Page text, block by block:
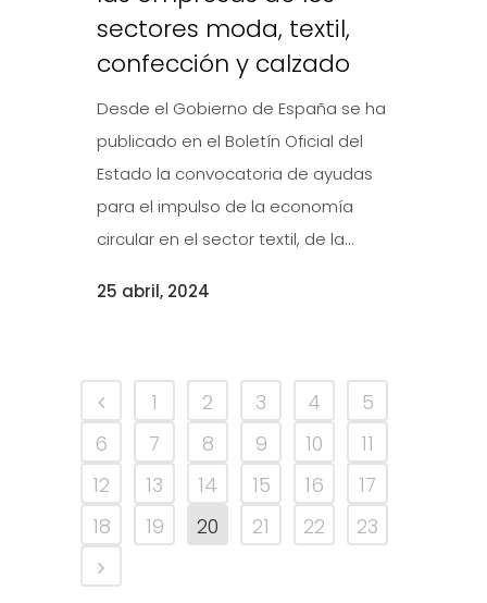
sectores moda, textil,
confección y calzado
Desde el Gobierno de España se ha
publicado en el Boletín Oficial del
Estado la convocatoria de ayudas
para el impulso de la economía
circular en el sector textil, de la...
25 abril, 2024
1 2 3 4
5
6
7 8 9 10
11
12
13 14 15 16
17
18
19 20 21 22 23